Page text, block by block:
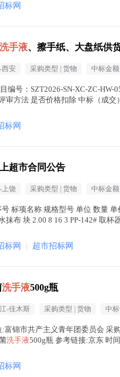
标网
洗手液、擦手纸、大盘纸供
西安 采购类型 | 货物 中标金额 |
编号：SZT2026-SN-XC-ZC-HW-
审方法 是否价格扣除 中标（成
标网
超市合同公告
上饶 采购类型 | 货物 中标金额 |
号 标项名称 规格型号 单位 数量
抹布 块 2.00 8 16 3 PP-142# 取
标网 | 超市招标网
洗手液500g瓶
-佳木斯 采购类型 | 货物 中标
:富锦市共产主义青年团委员会 采
洗手液500g瓶 参考链接:京东 时
标网